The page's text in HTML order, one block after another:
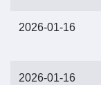
2026-01-16
2026-01-16